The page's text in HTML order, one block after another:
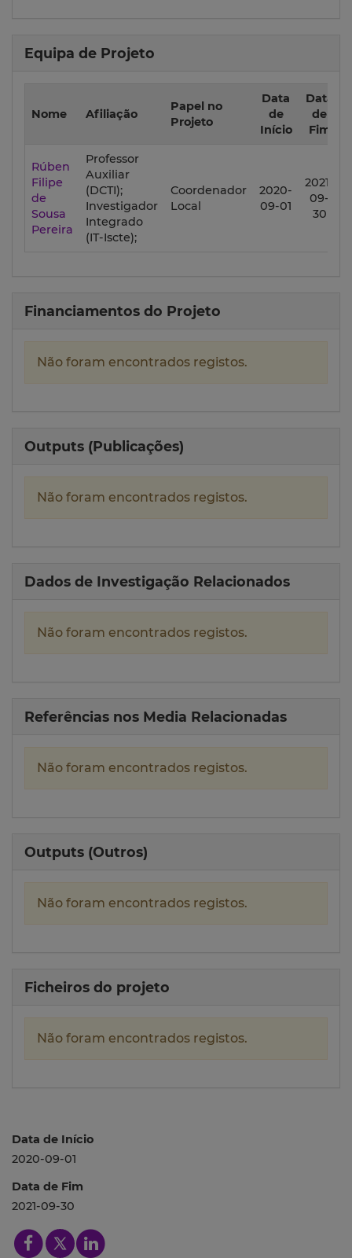
Equipa de Projeto
Nome Afiliação
Papel no
Projeto
Data
de
Início
Data
de
Fim
Rúben
Filipe
de
Sousa
Pereira
Professor
Auxiliar
(DCTI);
Investigador
Integrado
(IT-Iscte);
Coordenador
Local
2020-
09-01
2021-
09-
30
Financiamentos do Projeto
Não foram encontrados registos.
Outputs (Publicações)
Não foram encontrados registos.
Dados de Investigação Relacionados
Não foram encontrados registos.
Referências nos Media Relacionadas
Não foram encontrados registos.
Outputs (Outros)
Não foram encontrados registos.
Ficheiros do projeto
Não foram encontrados registos.
Data de Início
2020-09-01
Data de Fim
2021-09-30